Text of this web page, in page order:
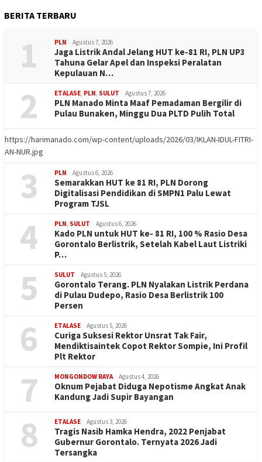
BERITA TERBARU
1 PLN Agustus 7, 2026
Jaga Listrik Andal Jelang HUT ke-81 RI, PLN UP3
Tahuna Gelar Apel dan Inspeksi Peralatan
Kepulauan N…
2 ETALASE PLN SULUT Agustus 7, 2026
PLN Manado Minta Maaf Pemadaman Bergilir di
Pulau Bunaken, Minggu Dua PLTD Pulih Total
https://harimanado.com/wp-content/uploads/2026/03/IKLAN-IDUL-FITRI-
AN-NUR.jpg
3 PLN Agustus 6, 2026
Semarakkan HUT ke 81 RI, PLN Dorong
Digitalisasi Pendidikan di SMPN1 Palu Lewat
Program TJSL
4 PLN SULUT Agustus 6, 2026
Kado PLN untuk HUT ke- 81 RI, 100 % Rasio Desa
Gorontalo Berlistrik, Setelah Kabel Laut Listriki
P…
5 SULUT Agustus 5, 2026
Gorontalo Terang. PLN Nyalakan Listrik Perdana
di Pulau Dudepo, Rasio Desa Berlistrik 100
Persen
6 ETALASE Agustus 5, 2026
Curiga Suksesi Rektor Unsrat Tak Fair,
Mendiktisaintek Copot Rektor Sompie, Ini Profil
Plt Rektor
7 MONGONDOW RAYA Agustus 4, 2026
Oknum Pejabat Diduga Nepotisme Angkat Anak
Kandung Jadi Supir Bayangan
8 ETALASE Agustus 3, 2026
Tragis Nasib Hamka Hendra, 2022 Penjabat
Gubernur Gorontalo. Ternyata 2026 Jadi
Tersangka